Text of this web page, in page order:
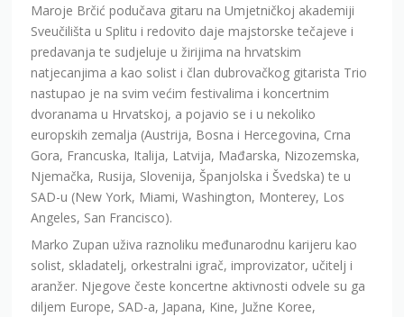
Maroje Brčić podučava gitaru na Umjetničkoj akademiji
Sveučilišta u Splitu i redovito daje majstorske tečajeve i
predavanja te sudjeluje u žirijima na hrvatskim
natjecanjima a kao solist i član dubrovačkog gitarista Trio
nastupao je na svim većim festivalima i koncertnim
dvoranama u Hrvatskoj, a pojavio se i u nekoliko
europskih zemalja (Austrija, Bosna i Hercegovina, Crna
Gora, Francuska, Italija, Latvija, Mađarska, Nizozemska,
Njemačka, Rusija, Slovenija, Španjolska i Švedska) te u
SAD-u (New York, Miami, Washington, Monterey, Los
Angeles, San Francisco).
Marko Zupan uživa raznoliku međunarodnu karijeru kao
solist, skladatelj, orkestralni igrač, improvizator, učitelj i
aranžer. Njegove česte koncertne aktivnosti odvele su ga
diljem Europe, SAD-a, Japana, Kine, Južne Koree,